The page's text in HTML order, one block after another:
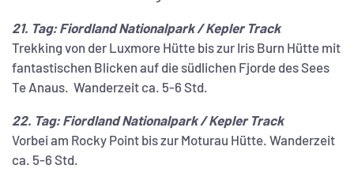
21. Tag: Fiordland Nationalpark / Kepler Track
Trekking von der Luxmore Hütte bis zur Iris Burn Hütte mit
fantastischen Blicken auf die südlichen Fjorde des Sees
Te Anaus. Wanderzeit ca. 5-6 Std.
22. Tag: Fiordland Nationalpark / Kepler Track
Vorbei am Rocky Point bis zur Moturau Hütte. Wanderzeit
ca. 5-6 Std.